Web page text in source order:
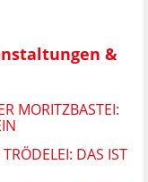
&
MORITZBASTEI:
DAS IST